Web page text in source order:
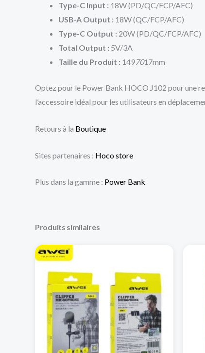
Type-C Input : 18W (PD/QC/FCP/AFC)
USB-A Output : 18W (QC/FCP/AFC)
Type-C Output : 20W (PD/QC/FCP/AFC)
Total Output : 5V/3A
Taille du Produit : 1497017mm
Optez pour le Power Bank HOCO J102 pour une
l’accessoire idéal pour les utilisateurs en
Retours à la Boutique
Sites partenaires : Hoco store
Plus dans la gamme : Power Bank
Produits similaires